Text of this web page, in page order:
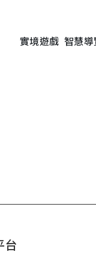
實境遊戲 智慧導
台